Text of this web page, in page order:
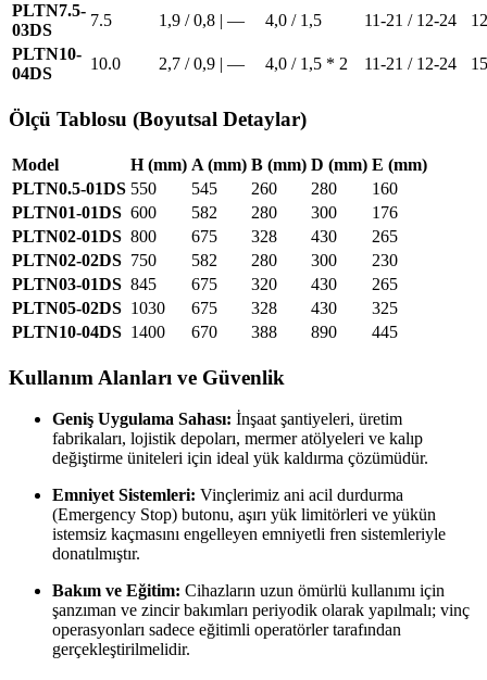
PLTN7.5-
03DS
7.5 1,9 / 0,8 | — 4,0 / 1,5 11-21 / 12-24
PLTN10-
04DS
10.0 2,7 / 0,9 | — 4,0 / 1,5 * 2 11-21 / 12-24
Ölçü Tablosu (Boyutsal Detaylar)
Model H (mm) A (mm) B (mm) D (mm) E (mm)
PLTN0.5-01DS 550 545 260 280
160
PLTN01-01DS 600 582 280 300
176
PLTN02-01DS 800 675 328 430
265
PLTN02-02DS 750 582 280 300
230
PLTN03-01DS 845 675 320 430
265
PLTN05-02DS 1030 675 328 430
325
PLTN10-04DS 1400 670 388 890 445
Kullanım Alanları ve Güvenlik
Geniş Uygulama Sahası: İnşaat şantiyeleri, üretim
fabrikaları, lojistik depoları, mermer atölyeleri ve kalıp
değiştirme üniteleri için ideal yük kaldırma çözümüdür.
Emniyet Sistemleri: Vinçlerimiz ani acil durdurma
(Emergency Stop) butonu, aşırı yük limitörleri ve yükün
istemsiz kaçmasını engelleyen emniyetli fren sistemleriyle
donatılmıştır.
Bakım ve Eğitim: Cihazların uzun ömürlü kullanımı için
şanzıman ve zincir bakımları periyodik olarak yapılmalı; vinç
operasyonları sadece eğitimli operatörler tarafından
gerçekleştirilmelidir.